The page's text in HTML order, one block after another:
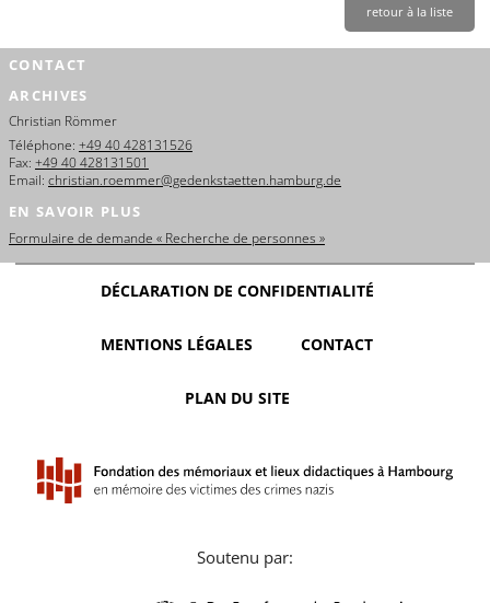
retour à la liste
CONTACT
ARCHIVES
Christian Römmer
Téléphone: +49 40 428131526
Fax: +49 40 428131501
Email: christian.roemmer@gedenkstaetten.hamburg.de
EN SAVOIR PLUS
Formulaire de demande « Recherche de personnes »
DÉCLARATION DE CONFIDENTIALITÉ
MENTIONS LÉGALES CONTACT
PLAN DU SITE
Soutenu par: